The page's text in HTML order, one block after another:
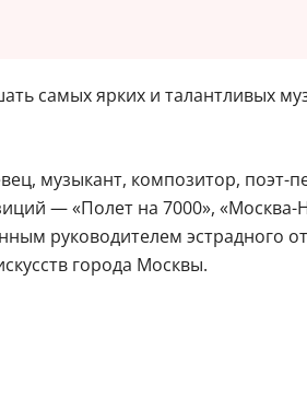
самых ярких и талантливых
музыкант, композитор, поэт-
— «Полет на 7000»,
руководителем
города Москвы.